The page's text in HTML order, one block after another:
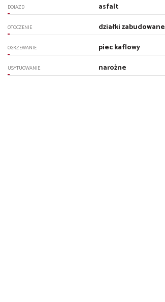
DOJAZD asfalt
OTOCZENIE działki zabudowane
OGRZEWANIE piec kaflowy
USYTUOWANIE narożne